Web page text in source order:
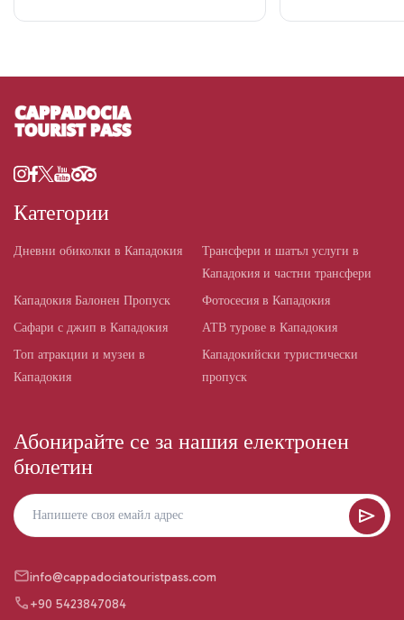
Категории
Дневни обиколки в Кападокия
Трансфери и шатъл услуги в
Кападокия и частни трансфери
Кападокия Балонен Пропуск
Фотосесия в Кападокия
Сафари с джип в Кападокия
АТВ турове в Кападокия
Топ атракции и музеи в
Кападокия
Кападокийски туристически
пропуск
Абонирайте се за нашия електронен
бюлетин
info@cappadociatouristpass.com
+90 5423847084